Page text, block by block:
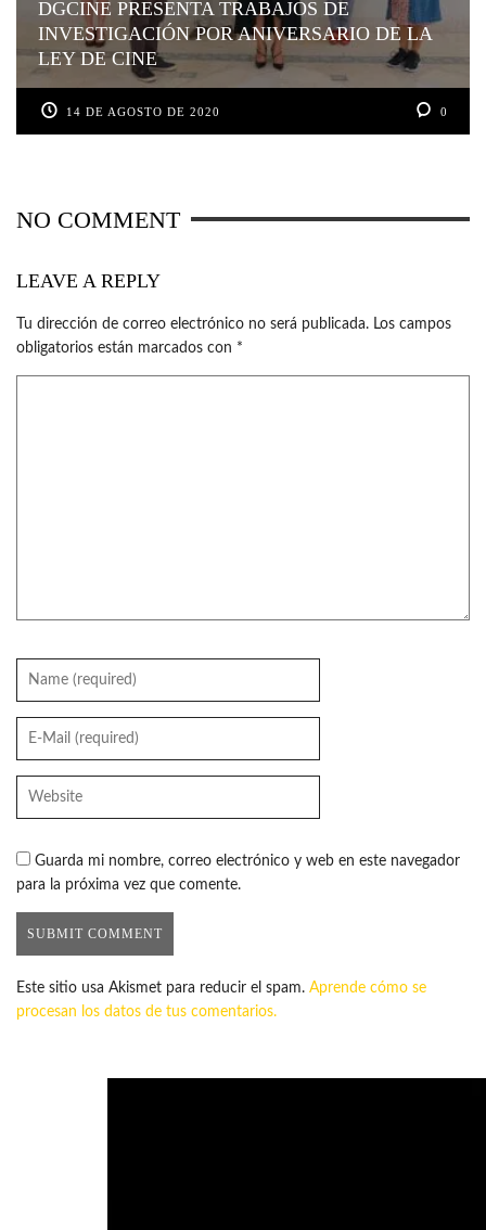
DGCINE PRESENTA TRABAJOS DE
INVESTIGACIÓN POR ANIVERSARIO DE LA
LEY DE CINE
14 DE AGOSTO DE 2020 0
NO COMMENT
LEAVE A REPLY
Tu dirección de correo electrónico no será publicada. Los campos
obligatorios están marcados con *
Guarda mi nombre, correo electrónico y web en este navegador
para la próxima vez que comente.
Este sitio usa Akismet para reducir el spam. Aprende cómo se
procesan los datos de tus comentarios.